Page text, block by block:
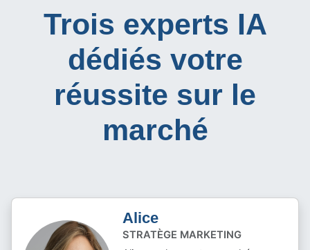
Trois experts IA
dédiés votre
réussite sur le
marché
Alice
STRATÈGE MARKETING